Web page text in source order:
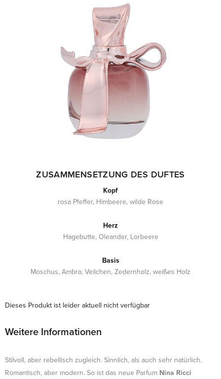
ZUSAMMENSETZUNG DES DUFTES
Kopf
rosa Pfeffer, Himbeere, wilde Rose
Herz
Hagebutte, Oleander, Lorbeere
Basis
Moschus, Ambra, Veilchen, Zedernholz, weißes Holz
Dieses Produkt ist leider aktuell nicht verfügbar
Weitere Informationen
Stilvoll, aber rebellisch zugleich. Sinnlich, als auch sehr natürlich.
Romantisch, aber modern. So ist das neue Parfum Nina Ricci